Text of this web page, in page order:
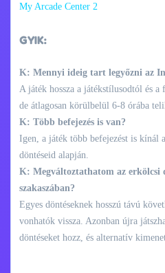
My Arcade Center 2
GYIK:
K: Mennyi ideig tart legyőzni az
A játék hossza a játékstílusodtól és
de átlagosan körülbelül 6-8 órába
K: Több befejezés is van?
Igen, a játék több befejezést is kínál
döntéseid alapján.
K: Megváltoztathatom az erkölcsi
szakaszában?
Egyes döntéseknek hosszú távú
vonhatók vissza. Azonban újra
döntéseket hozz, és alternatív